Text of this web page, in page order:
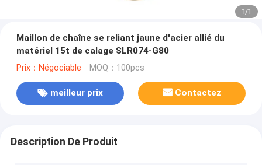
1/1
Maillon de chaîne se reliant jaune d'acier allié du
matériel 15t de calage SLR074-G80
Prix：Négociable MOQ：100pcs
meilleur prix Contactez
Description De Produit